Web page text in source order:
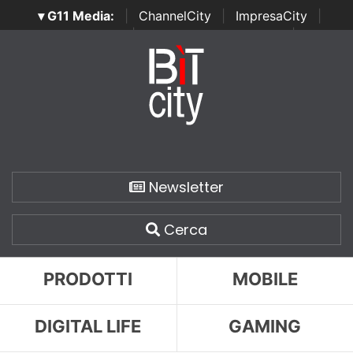
▾ G11 Media: ChannelCity ImpresaCity
SecurityOpenLab | Italian Channel Awards | Italian
Italian Security Awards
Newsletter
Cerca
PRODOTTI MOBILE
DIGITAL LIFE GAMING